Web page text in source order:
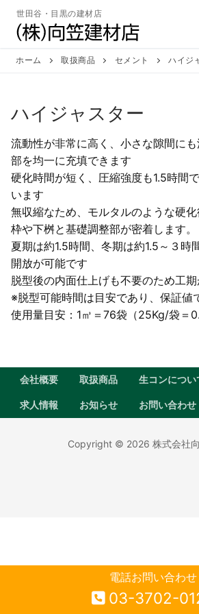
世田谷・目黒の建材店
ホーム 取扱商品 セメント ハイジ
ハイジャスター
流動性が非常に高く、小さな隙間に
部を均一に充填できます
硬化時間が短く、圧縮強度も1.5時間
います
無収縮なため、モルタルのような硬
枠や下桝と基礎調整部が密着します。
夏期は約1.5時間、冬期は約1.5～３時
開放が可能です
脱型後の内面仕上げも不要のため工
※脱型可能時間は目安であり、保証値
使用量目安：1㎥＝76袋（25Kg/袋＝
会社概要 取扱商品 生コンについ
求人情報 お知らせ お問い合わせ
Copyright © 2026 株式会社
電話お問い合わせ
03-3702-